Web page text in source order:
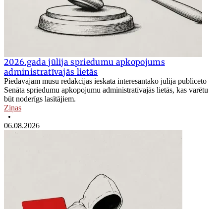
2026.gada jūlija spriedumu apkopojums
administratīvajās lietās
Piedāvājam mūsu redakcijas ieskatā interesantāko jūlijā publicēto
Senāta spriedumu apkopojumu administratīvajās lietās, kas varētu
būt noderīgs lasītājiem.
Ziņas
•
06.08.2026